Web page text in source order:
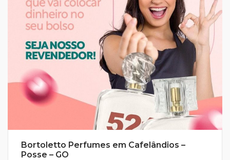
Bortoletto Perfumes em Cafelândios –
Posse – GO